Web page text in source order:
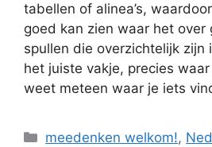
tabellen of alinea’s,
goed kan zien waar het over
spullen die overzichtelijk zijn
het juiste vakje, precies
weet meteen waar je iets
Categorieën
meedenken welkom!,